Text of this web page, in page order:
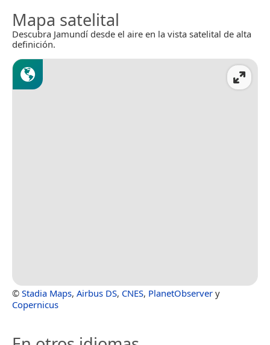
Mapa satelital
Descubra Jamundí desde el aire en la vista satelital de alta
definición.
© Stadia Maps, Airbus DS, CNES, PlanetObserver y
Copernicus